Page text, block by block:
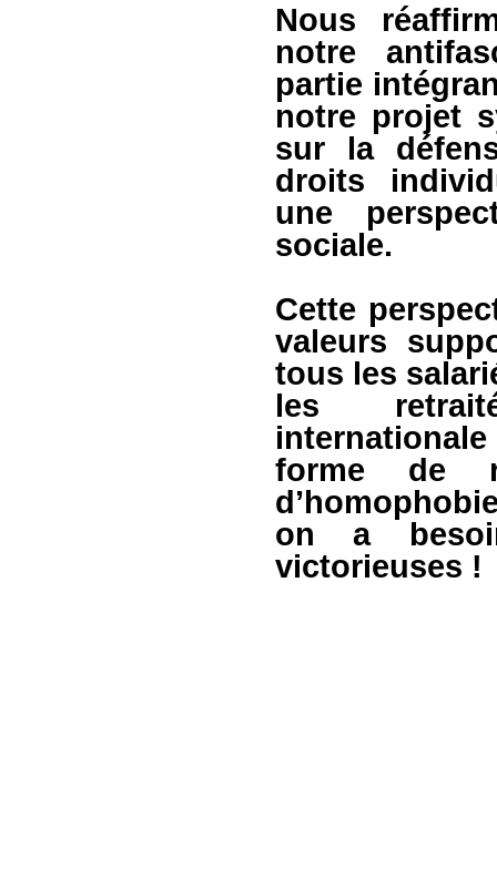
Nous
notre
partie
notre projet
sur la
droits
une
sociale.
Cette
valeurs
tous les
les
forme de
on a
victorieuses !